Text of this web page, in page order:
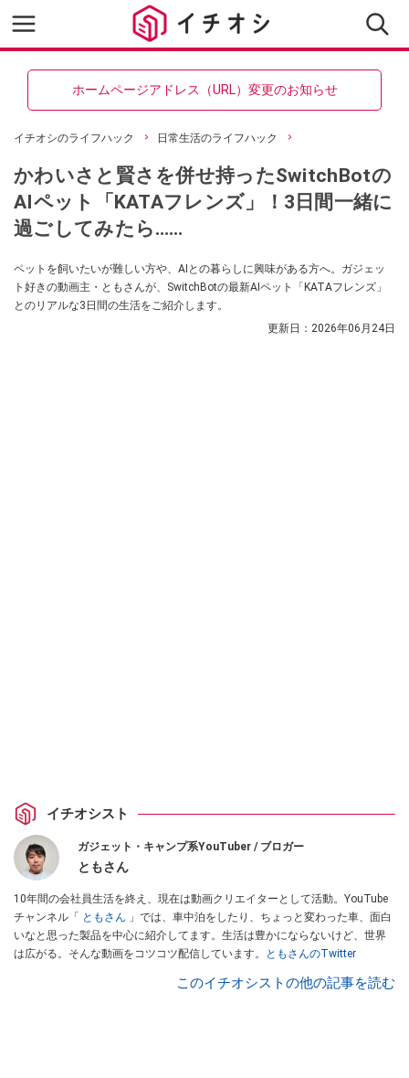
ホームページアドレス（URL）変更のお知らせ
イチオシのライフハック 日常生活のライフハック
かわいさと賢さを併せ持ったSwitchBotの
AIペット「KATAフレンズ」！3日間一緒に
過ごしてみたら……
ペットを飼いたいが難しい方や、AIとの暮らしに興味がある方へ。ガジェッ
ト好きの動画主・ともさんが、SwitchBotの最新AIペット「KATAフレンズ」
とのリアルな3日間の生活をご紹介します。
更新日： 2026年06月24日
イチオシスト
ガジェット・キャンプ系YouTuber / ブロガー
ともさん
10年間の会社員生活を終え、現在は動画クリエイターとして活動。YouTube
チャンネル「
ともさん 」では、車中泊をしたり、ちょっと変わった車、面白
いなと思った製品を中心に紹介してます。生活は豊かにならないけど、世界
は広がる。そんな動画をコツコツ配信しています。
ともさんのTwitter
このイチオシストの他の記事を読む